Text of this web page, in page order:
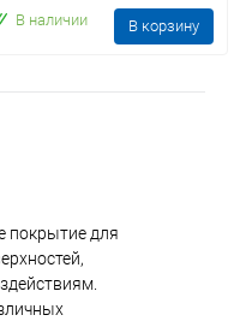
В наличии В корзину
покрытие для